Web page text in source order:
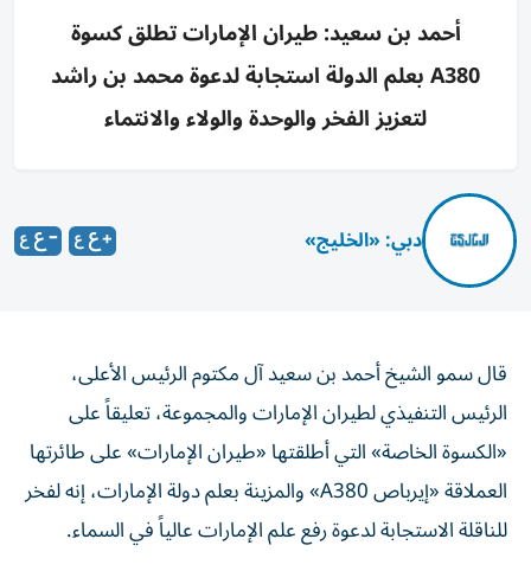
أحمد بن سعيد: طيران الإمارات تطلق كسوة
A380 بعلم الدولة استجابة لدعوة محمد بن راشد
لتعزيز الفخر والوحدة والولاء والانتماء
دبي: «الخليج»
قال سمو الشيخ أحمد بن سعيد آل مكتوم الرئيس الأعلى،
الرئيس التنفيذي لطيران الإمارات والمجموعة، تعليقاً على
«الكسوة الخاصة» التي أطلقتها «طيران الإمارات» على طائرتها
العملاقة «إيرباص A380» والمزينة بعلم دولة الإمارات، إنه لفخر
للناقلة الاستجابة لدعوة رفع علم الإمارات عالياً في السماء.